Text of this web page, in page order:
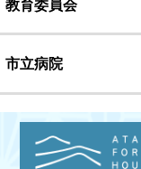
教育委員会
市立病院
議会